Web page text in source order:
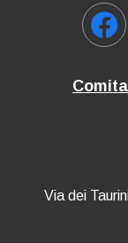
Via dei